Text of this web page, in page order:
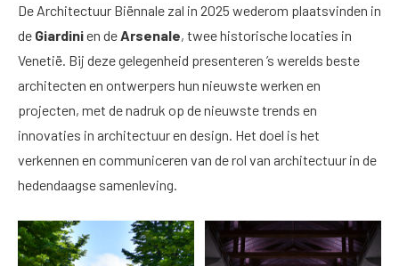
De Architectuur Biënnale zal in 2025 wederom plaatsvinden in
de Giardinien de Arsenale, twee historische locaties in
Venetië. Bij deze gelegenheid presenteren ’s werelds beste
architecten en ontwerpers hun nieuwste werken en
projecten, met de nadruk op de nieuwste trends en
innovaties in architectuur en design. Het doel is het
verkennen en communiceren van de rol van architectuur in de
hedendaagse samenleving.